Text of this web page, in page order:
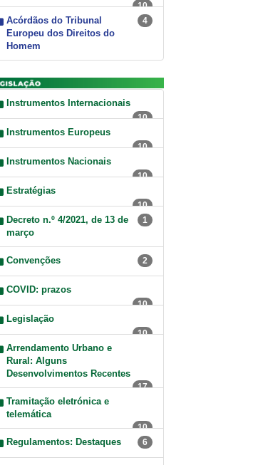
10
Acórdãos do Tribunal
Europeu dos Direitos do
Homem
4
Instrumentos Internacionais
10
Instrumentos Europeus
10
Instrumentos Nacionais
10
Estratégias
10
Decreto n.º 4/2021, de 13 de
março
1
Convenções 2
COVID: prazos
10
Legislação
10
Arrendamento Urbano e
Rural: Alguns
Desenvolvimentos Recentes
17
Tramitação eletrónica e
telemática
10
Regulamentos: Destaques 6